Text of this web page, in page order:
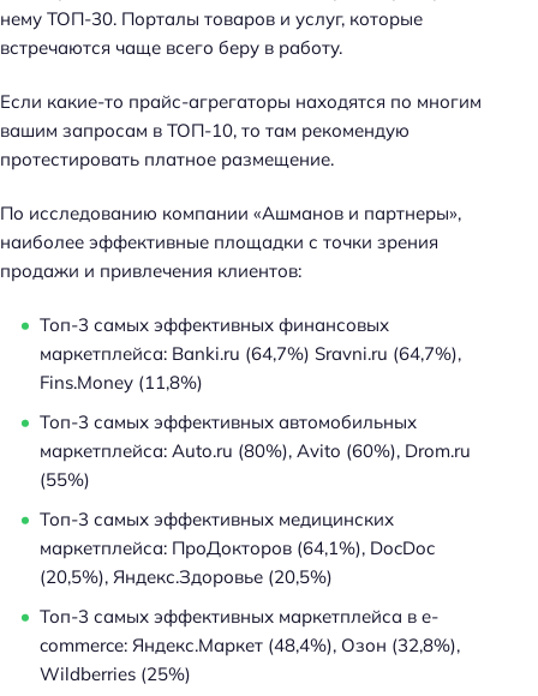
к
и
о
S
E
нему ТОП-30. Порталы товаров и услуг, которые
встречаются чаще всего беру в работу.
Если какие-то прайс-агрегаторы находятся по многим
вашим запросам в ТОП-10, то там рекомендую
протестировать платное размещение.
По исследованию компании «Ашманов и партнеры»,
наиболее эффективные площадки с точки зрения
продажи и привлечения клиентов:
Топ-3 самых эффективных финансовых
маркетплейса: Banki.ru (64,7%) Sravni.ru (64,7%),
Fins.Money (11,8%)
Топ-3 самых эффективных автомобильных
маркетплейса: Auto.ru (80%), Avito (60%), Drom.ru
(55%)
Топ-3 самых эффективных медицинских
маркетплейса: ПроДокторов (64,1%), DocDoc
(20,5%), Яндекс.Здоровье (20,5%)
Топ-3 самых эффективных маркетплейса в e-
commerce: Яндекс.Маркет (48,4%), Озон (32,8%),
Wildberries (25%)